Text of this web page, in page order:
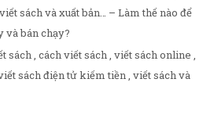
sách và xuất bản… – Làm thế nào để
và bán chạy?
sách , cách viết sách , viết sách online ,
sách điện tử kiếm tiền , viết sách và